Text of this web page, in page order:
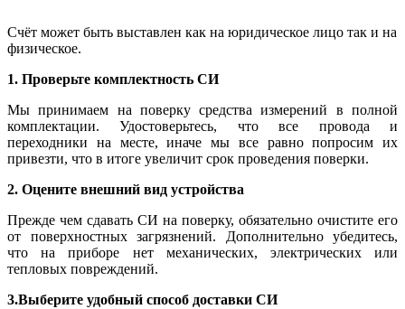
Счёт может быть выставлен как на юридическое лицо так и на
физическое.
1. Проверьте комплектность СИ
Мы принимаем на поверку средства измерений в полной
комплектации. Удостоверьтесь, что все провода и
переходники на месте, иначе мы все равно попросим их
привезти, что в итоге увеличит срок проведения поверки.
2. Оцените внешний вид устройства
Прежде чем сдавать СИ на поверку, обязательно очистите его
от поверхностных загрязнений. Дополнительно убедитесь,
что на приборе нет механических, электрических или
тепловых повреждений.
3.Выберите удобный способ доставки СИ